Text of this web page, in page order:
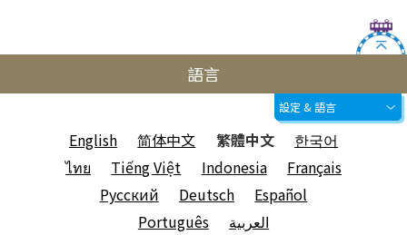
語言
設定 & 語言
English 简体中文 繁體中文
한국어
ไทย
Tiếng Việt Indonesia
Français
Русский
Deutsch
Español
Português
العربية